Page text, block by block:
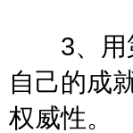
3、用第
自己的成
权威性